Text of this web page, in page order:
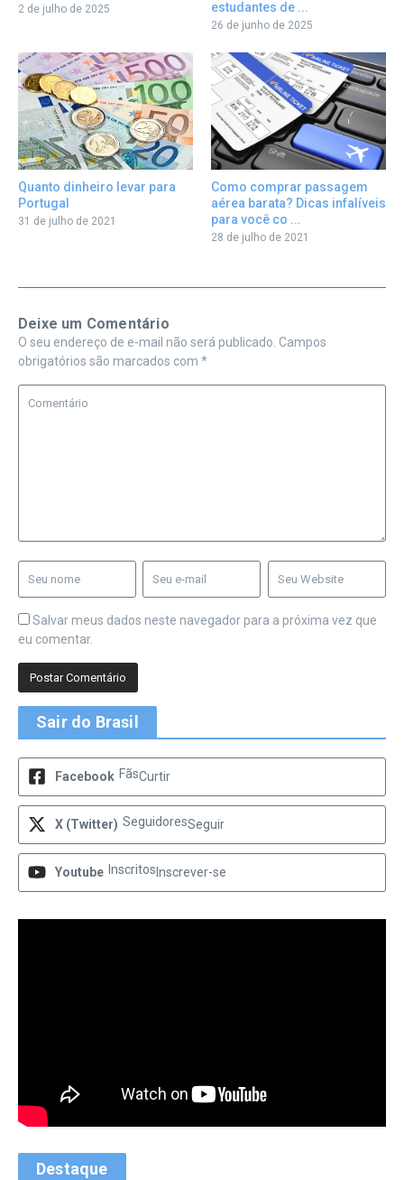
2 de julho de 2025 estudantes de ...
26 de junho de 2025
Quanto dinheiro levar para
Portugal
31 de julho de 2021
Como comprar passagem
aérea barata? Dicas infalíveis
para você co ...
28 de julho de 2021
Deixe um Comentário
O seu endereço de e-mail não será publicado. Campos
obrigatórios são marcados com *
Salvar meus dados neste navegador para a próxima vez que
eu comentar.
Sair do Brasil
Facebook FãsCurtir
X (Twitter) SeguidoresSeguir
Youtube Inscritos Inscrever-se
Destaque